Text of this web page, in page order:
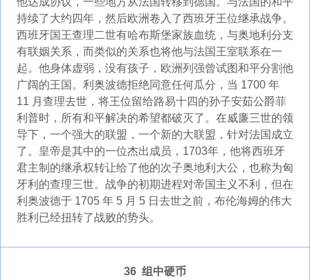
持续了大约四年，然后欧洲卷入了西班牙王位继承战争。
西班牙国王查理二世有哈布斯堡家族血统，与奥地利分支
有联姻关系，而类似的关系也将他与法国王室联系在一
起。他身体虚弱，没有孩子，欧洲列强曾试图和平分割他
广阔的王国。利奥波德拒绝同意任何瓜分，当 1700 年
11 月查理去世，将王位留给路易十四的孙子安茹公爵菲
利普时，所有和平解决的希望都破灭了。在威廉三世的领
导下，一个强大的联盟，一个新的大联盟，针对法国成立
了。皇帝是其中的一位杰出成员，1703年，他将西班牙
君主制的继承权转让给了他的次子奥地利大公，也称为匈
牙利的查理三世。战争的初期进程对帝国主义不利，但在
利奥波德于 1705 年 5 月 5 日去世之前，布伦海姆的伟大
胜利已经扭转了战败的势头。
36 组中硬币